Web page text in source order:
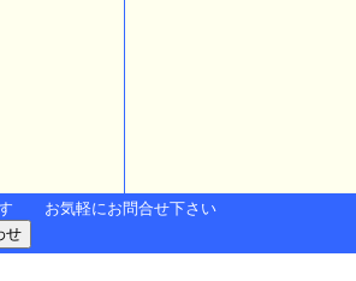
す お気軽にお問合せ下さい